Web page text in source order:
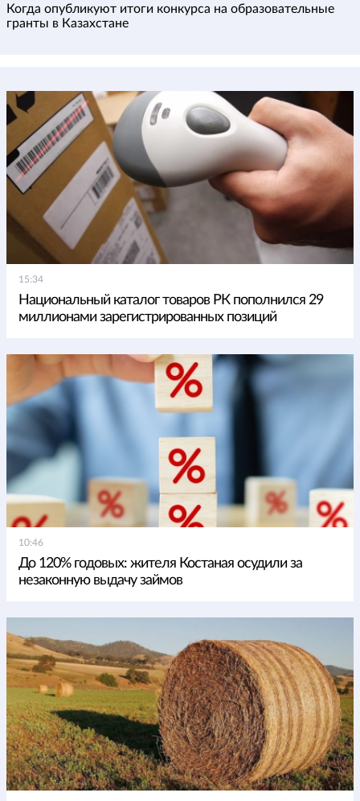
Когда опубликуют итоги конкурса на образовательные
гранты в Казахстане
15:34
Национальный каталог товаров РК пополнился 29
миллионами зарегистрированных позиций
10:46
До 120% годовых: жителя Костаная осудили за
незаконную выдачу займов